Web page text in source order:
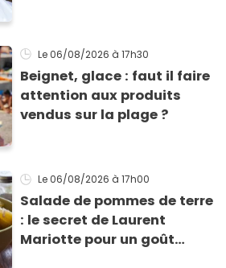
Le 06/08/2026 à 17h30
Beignet, glace : faut il faire
attention aux produits
vendus sur la plage ?
Le 06/08/2026 à 17h00
Salade de pommes de terre
: le secret de Laurent
Mariotte pour un goût